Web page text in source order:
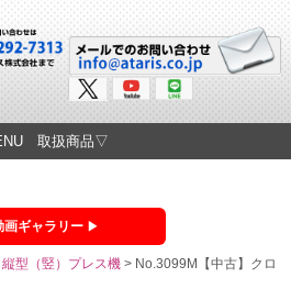
取扱商品▽
画ギャラリー
縦型（竪）プレス機 > No.3099M【中古】クロ